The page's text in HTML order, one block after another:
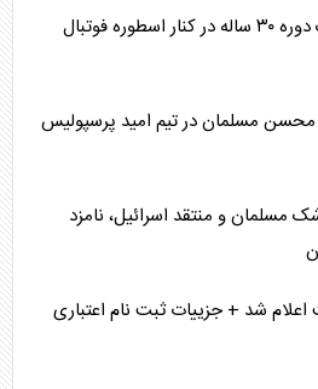
اقتصاد جهانی
واشنگتن
درگذشت مسی؛ پایان یک دوره ۳۰ ساله در کنار اسطوره فوتبال
مسلمان در تیم امید پرسپولیس
و منتقد اسرائیل، نامزد
شد + جزییات ثبت نام اعتباری